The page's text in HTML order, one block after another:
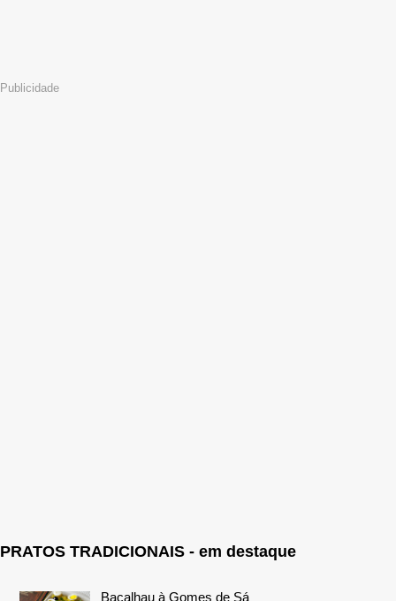
Publicidade
PRATOS TRADICIONAIS - em destaque
Bacalhau à Gomes de Sá